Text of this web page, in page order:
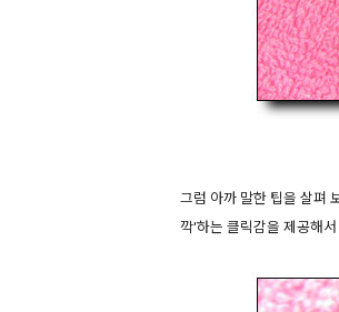
그럼 아까 말한 팁을 살펴
깍'하는 클릭감을 제공해